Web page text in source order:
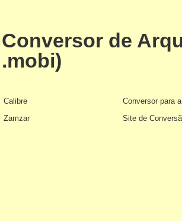
Conversor de
.mobi)
Calibre
Conversor para
Zamzar
Site de